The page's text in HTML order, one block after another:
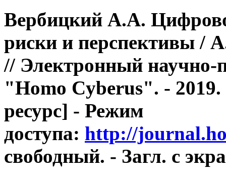
Вербицкий А.А.
риски и перспективы /
// Электронный научно-
"Homo Cyberus". -
ресурс] - Режим
доступа: http://
свободный. - Загл. с